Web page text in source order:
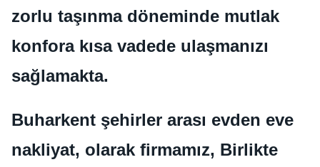
zorlu taşınma döneminde mutlak
konfora kısa vadede ulaşmanızı
sağlamakta.
Buharkent şehirler arası evden eve
nakliyat, olarak firmamız, Birlikte